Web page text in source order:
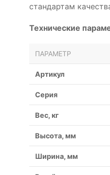
стандартам
Технические
ПАРАМЕТР
Артикул
Серия
Вес, кг
Высота, мм
Ширина, мм